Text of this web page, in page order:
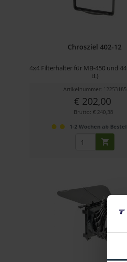
Chrosziel 402-12
4x4 Filterhalter für MB-450 und
B.)
Artikelnummer: 12253185
€ 202,00
Brutto: € 240,38
1-2 Wochen ab